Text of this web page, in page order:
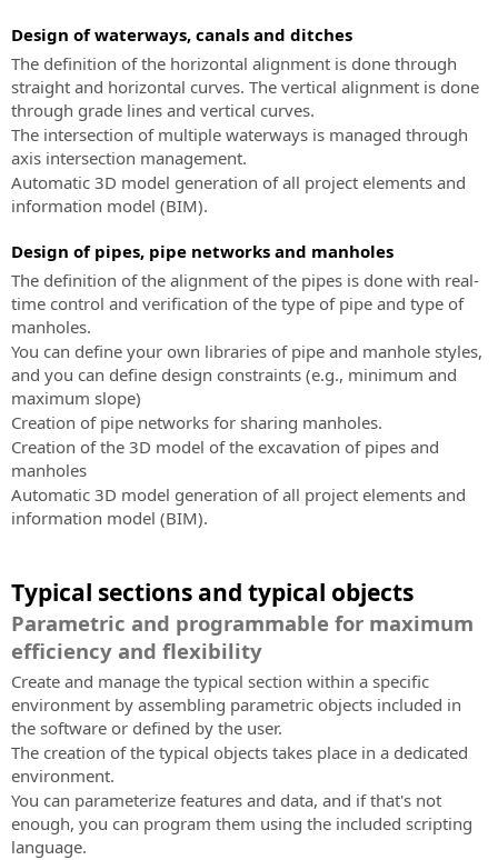
competências
sobre
os
produtos
SierraSoft
Design of waterways, canals and ditches
The definition of the horizontal alignment is done through
straight and horizontal curves. The vertical alignment is done
through grade lines and vertical curves.
The intersection of multiple waterways is managed through
axis intersection management.
Automatic 3D model generation of all project elements and
information model (BIM).
Design of pipes, pipe networks and manholes
The definition of the alignment of the pipes is done with real-
time control and verification of the type of pipe and type of
manholes.
You can define your own libraries of pipe and manhole styles,
and you can define design constraints (e.g., minimum and
maximum slope)
Creation of pipe networks for sharing manholes.
Creation of the 3D model of the excavation of pipes and
manholes
Automatic 3D model generation of all project elements and
information model (BIM).
Typical sections and typical objects
Parametric and programmable for maximum
efficiency and flexibility
Create and manage the typical section within a specific
environment by assembling parametric objects included in
the software or defined by the user.
The creation of the typical objects takes place in a dedicated
environment.
You can parameterize features and data, and if that's not
enough, you can program them using the included scripting
language.